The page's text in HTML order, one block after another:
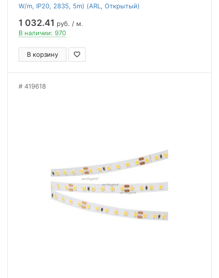
W/m, IP20, 2835, 5m) (ARL, Открытый)
1 032.41 руб. / м.
В наличии: 970
В корзину
419618